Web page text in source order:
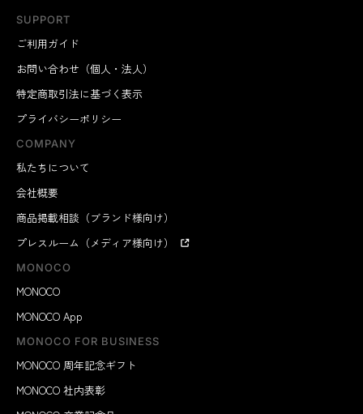
SUPPORT
ご利用ガイド
お問い合わせ（個人・法人）
特定商取引法に基づく表示
プライバシーポリシー
COMPANY
私たちについて
会社概要
商品掲載相談（ブランド様向け）
プレスルーム（メディア様向け）
MONOCO
MONOCO
MONOCO App
MONOCO FOR BUSINESS
MONOCO 周年記念ギフト
MONOCO 社内表彰